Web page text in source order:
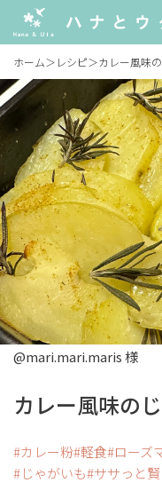
ホーム＞ レシピ＞カレー風味
@mari.mari.maris 様
カレー風味の
カレー粉 軽食 ローズ
じゃがいも ササっと賢